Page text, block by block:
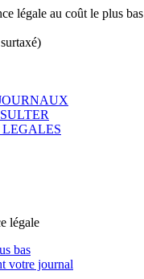
légale au coût le plus bas
légale
bas
votre journal